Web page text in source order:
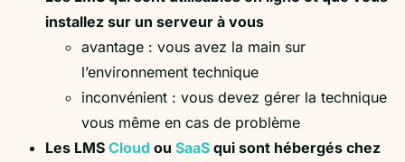
installez sur un serveur à vous
avantage : vous avez la main sur
l’environnement technique
inconvénient : vous devez gérer la technique
vous même en cas de problème
Les LMS Cloud ou SaaS qui sont hébergés chez